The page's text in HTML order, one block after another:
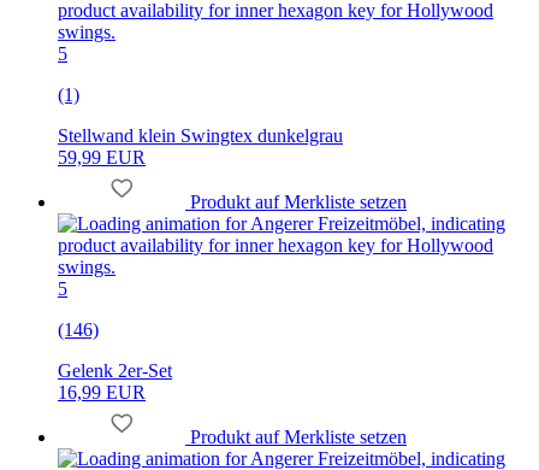
5
(1)
Stellwand klein Swingtex dunkelgrau
59,99 EUR
Produkt auf Merkliste setzen
5
(146)
Gelenk 2er-Set
16,99 EUR
Produkt auf Merkliste setzen